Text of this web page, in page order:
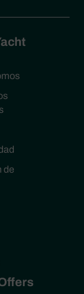
de